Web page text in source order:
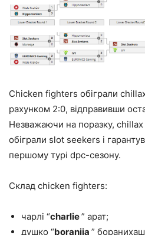
Chicken fighters обіграли chillax
рахунком 2:0, відправивши
Незважаючи на поразку, chillax
обіграли slot seekers і
першому турі dpc-сезону.
Склад chicken fighters:
чарлі “charlie” арат;
душко “boranija ”